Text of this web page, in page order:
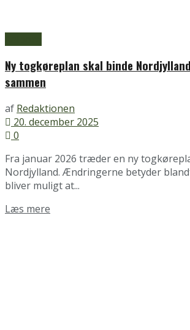
Ny togkøreplan skal binde
sammen
af Redaktionen
20. december 2025
0
Fra januar 2026 træder en ny
Nordjylland. Ændringerne betyder
bliver muligt at...
Læs mere